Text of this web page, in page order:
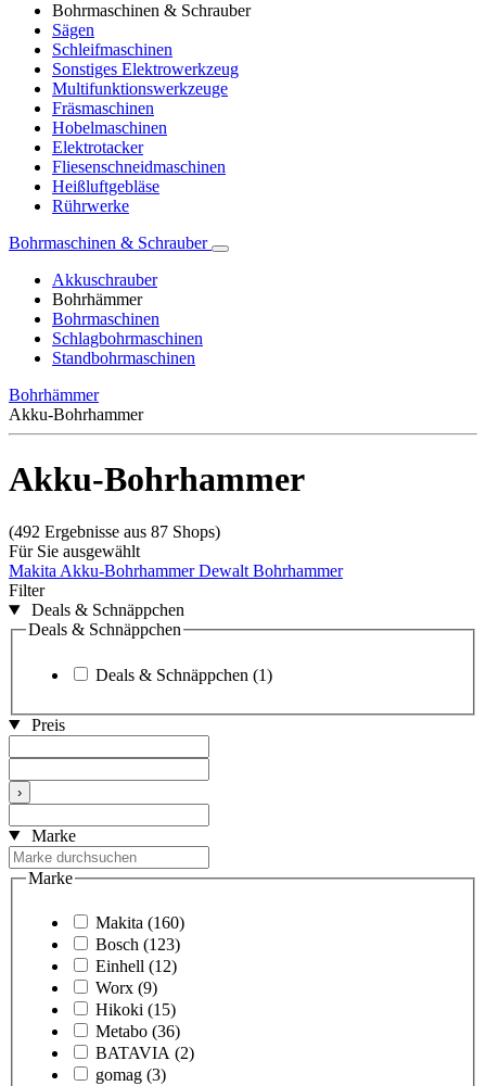
Bohrmaschinen & Schrauber
Sägen
Schleifmaschinen
Sonstiges Elektrowerkzeug
Multifunktionswerkzeuge
Fräsmaschinen
Hobelmaschinen
Elektrotacker
Fliesenschneidmaschinen
Heißluftgebläse
Rührwerke
Bohrmaschinen & Schrauber
Akkuschrauber
Bohrhämmer
Bohrmaschinen
Schlagbohrmaschinen
Standbohrmaschinen
Bohrhämmer
Akku-Bohrhammer
Akku-Bohrhammer
(492 Ergebnisse aus 87 Shops)
Für Sie ausgewählt
Makita Akku-BohrhammerDewalt Bohrhammer
Filter
Deals & Schnäppchen
Deals & Schnäppchen
Deals & Schnäppchen (1)
Preis
›
Marke
Marke
Makita (160)
Bosch (123)
Einhell (12)
Worx (9)
Hikoki (15)
Metabo (36)
BATAVIA (2)
gomag (3)